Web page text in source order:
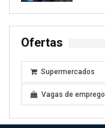
Ofertas
Supermercados
Vagas de emprego